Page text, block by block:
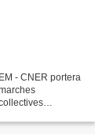
- CNER portera